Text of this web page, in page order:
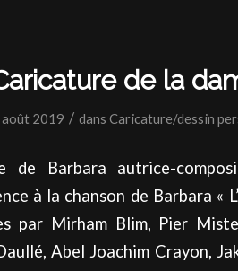
de la
août 2019 / dans Caricature/dessin
de Barbara autrice-
à la chanson de Barbara «
par Mirham Blim, Pier
Abel Joachim Crayon,